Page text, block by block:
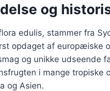
og
edulis, stammer fra
opdaget af europæiske
og unikke udseende
i mange tropiske
og Asien.